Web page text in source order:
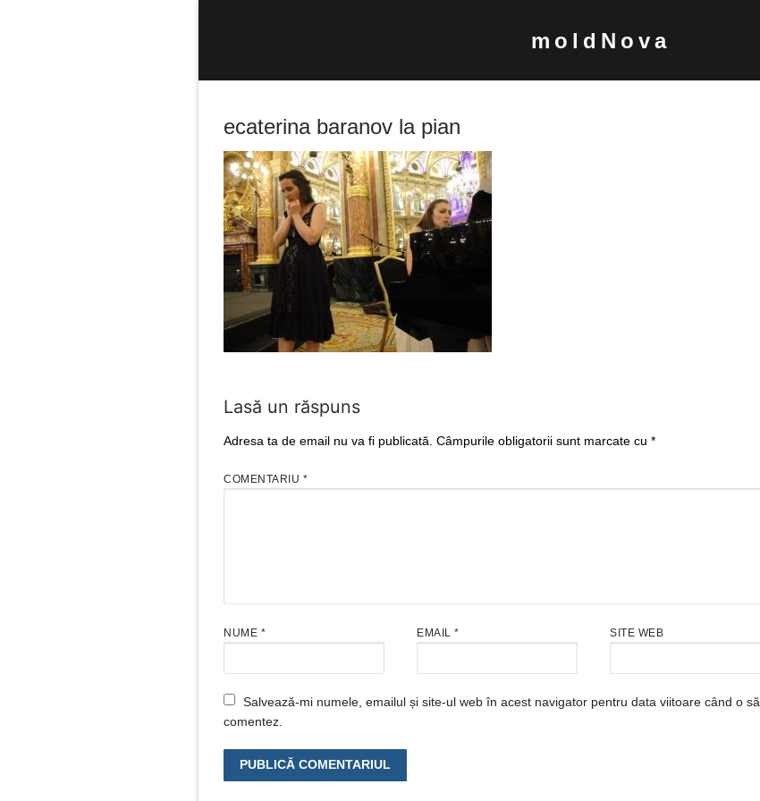
moldNova
Caută
după:
ecaterina baranov la pian
Lasă un răspuns
Adresa ta de email nu va fi publicată. Câmpurile obligatorii sunt marcate cu *
COMENTARIU *
NUME * EMAIL * SITE WEB
Salvează-mi numele, emailul și site-ul web în acest navigator pentru data viitoare când o să
comentez.